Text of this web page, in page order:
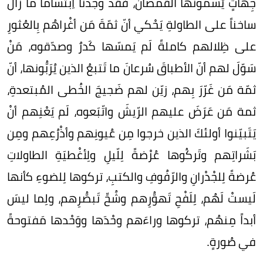
ساخناً على الطاولةِ يَحْكي أنّ ثمّةَ مَن أغْراهُم بِالعُثورِ
على ظِلالهم كاملةً لَم يَمسّها كَدرٌ وصدّقوه، مَنْ
سَوّلَ لهم أنّ الأطباقَ سُرعانَ ما تَتبعُ الذين يُرَبُّونها، أنّ
ثمّة مَن غَرّرَ بِهم، زيّن لهم ضَجيجَ الخُطى المُبتعدةِ،
ثمة مَن عَرَضَ عليهم الرّيشَ واتّبَعوه، لَم يَعْنِهم أنْ
يَتَبيّنوا أولئكَ الذين خرجوا مِن عُيونِهم وأذْرُعِهم ومِن
بَشَراتِهم وتَركُوها عُرْضةً لِلّيلِ ولِأغْطيَةِ الطاولاتِ
عُرضةً لِلجْدْرانِ والرّفُوفِ والكتبِ، تركوها لِلضوءِ كأنها
لَيستْ لَهُم، لِلَفْحِ تَهوُّرِهم وشُحِّ تَبصُّرِهم، ولِما ليسَ
أبداً مِنهُم، تركوها وراءَهم وحْدَها ووَحْدها مَفتوحةً
في صُورةٍ.